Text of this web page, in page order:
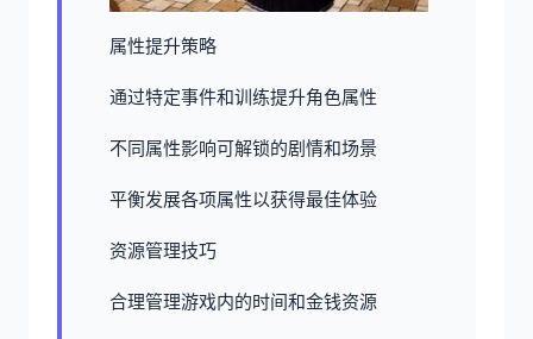
属性提升策略
通过特定事件和训练提升角色属性
不同属性影响可解锁的剧情和场景
平衡发展各项属性以获得最佳体验
资源管理技巧
合理管理游戏内的时间和金钱资源